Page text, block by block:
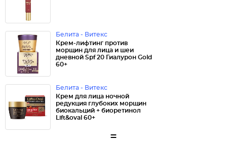
Белита - Витекс
Крем-лифтинг против
морщин для лица и шеи
дневной Spf 20 Гиалурон Gold
60+
Белита - Витекс
Крем для лица ночной
редукция глубоких морщин
биокальций + биоретинол
Lift&oval 60+
=